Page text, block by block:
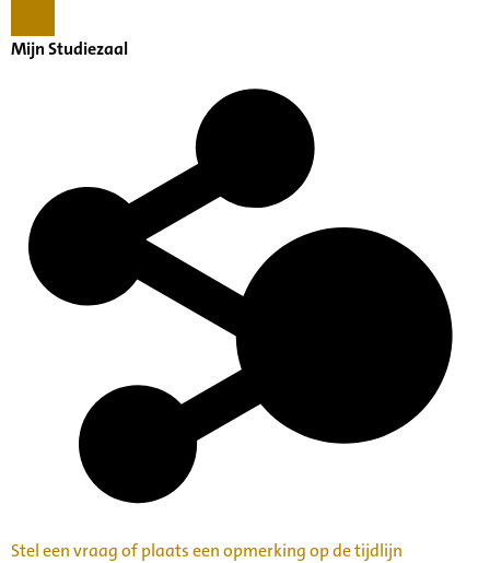
Mijn Studiezaal
Stel een vraag of plaats een opmerking op de tijdlijn